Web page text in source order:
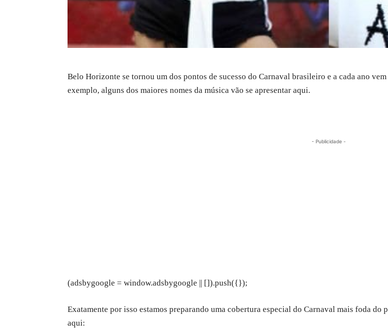
Belo Horizonte se tornou um dos pontos de sucesso do Carnaval brasileiro e a cada ano
exemplo, alguns dos maiores nomes da música vão se apresentar aqui.
- Publicidade -
(adsbygoogle = window.adsbygoogle || []).push({});
Exatamente por isso estamos preparando uma cobertura especial do Carnaval mais foda
aqui: